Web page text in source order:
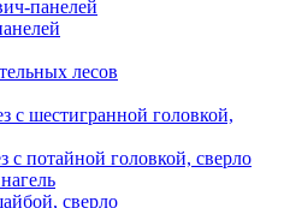
панелей
лесов
с шестигранной головкой,
с потайной головкой, сверло
сверло